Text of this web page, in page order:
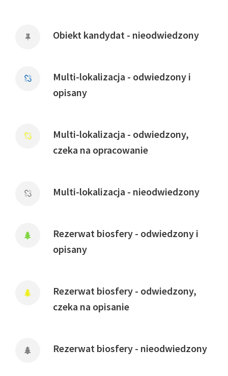
Obiekt kandydat - nieodwiedzony
Multi-lokalizacja - odwiedzony i
opisany
Multi-lokalizacja - odwiedzony,
czeka na opracowanie
Multi-lokalizacja - nieodwiedzony
Rezerwat biosfery - odwiedzony i
opisany
Rezerwat biosfery - odwiedzony,
czeka na opisanie
Rezerwat biosfery - nieodwiedzony